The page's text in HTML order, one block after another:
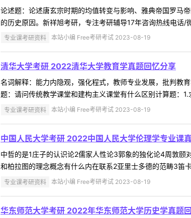
论述题：论述唐玄宗时期的均值转变与影响、雅典帝国罗马
的历史原因。新祥旭考研，专注考研辅导17年咨询热线电话/
专业课考研资料 本站小编 Free考研考试 2023-08-19
清华大学考研 2022清华大学教育学真题回忆分享
名词解释：能力内隐观，强化程式，教师专业发展，批判教
题：请问传统教学课堂和建构主义课堂有什么区别计算题：
专业课考研资料 本站小编 Free考研考试 2023-08-19
中国人民大学考研 2022中国人民大学伦理学专业课
中哲的是1庄子的认识论2儒家人性论3郭象的独化论4周敦
和柏拉图的理念概念有什么内在联系2亚里士多德的范畴3笛
专业课考研资料 本站小编 Free考研考试 2023-08-19
华东师范大学考研 2022年华东师范大学历史学真题